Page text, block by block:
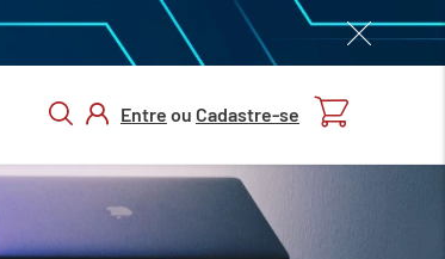
Entre ou Cadastre-se
CADASTRAR